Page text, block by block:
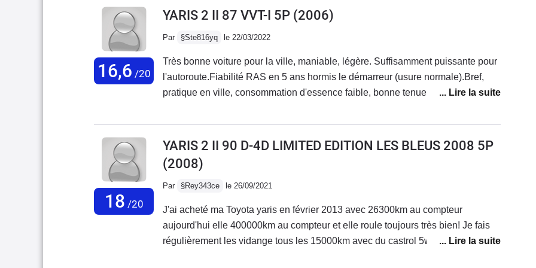
stationné dehors sous tous les temps depuis 15 ans.
16,6 /20
YARIS 2 II 87 VVT-I 5P (2006)
Par §Ste816yq le 22/03/2022
Très bonne voiture pour la ville, maniable, légère. Suffisamment puissante pour
l'autoroute.Fiabilité RAS en 5 ans hormis le démarreur (usure normale).Bref,
pratique en ville, consommation d'essence faible, bonne tenue de route pour
très habitable et modulable, bien équipée, direction souple, nombreux
rangements, fabriquée en France
18 /20
YARIS 2 II 90 D-4D LIMITED EDITION LES BLEUS 2008 5P
(2008)
Par §Rey343ce le 26/09/2021
J'ai acheté ma Toyota yaris en février 2013 avec 26300km au compteur
aujourd'hui elle 400000km au compteur et elle roule toujours très bien! Je fais
régulièrement les vidange tous les 15000km avec du castrol 5w30 et la grosse